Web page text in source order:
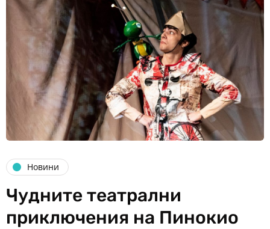
Новини
Чудните театрални
приключения на Пинокио